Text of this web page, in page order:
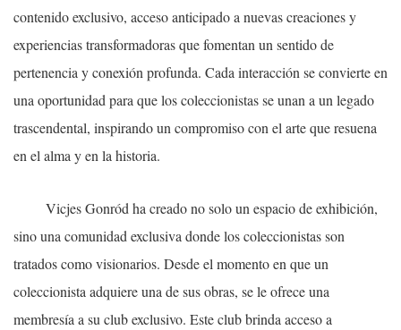
contenido exclusivo, acceso anticipado a nuevas creaciones y
experiencias transformadoras que fomentan un sentido de
pertenencia y conexión profunda. Cada interacción se convierte en
una oportunidad para que los coleccionistas se unan a un legado
trascendental, inspirando un compromiso con el arte que resuena
en el alma y en la historia.
Vicjes Gonród ha creado no solo un espacio de exhibición,
sino una comunidad exclusiva donde los coleccionistas son
tratados como visionarios. Desde el momento en que un
coleccionista adquiere una de sus obras, se le ofrece una
membresía a su club exclusivo. Este club brinda acceso a